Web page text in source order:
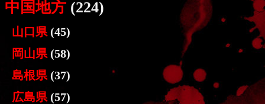
中国地方 (224)
山口県 (45)
岡山県 (58)
島根県 (37)
広島県 (57)